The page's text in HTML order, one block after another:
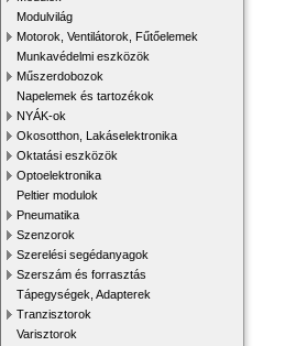
Modulvilág
Motorok, Ventilátorok, Fűtőelemek
Munkavédelmi eszközök
Műszerdobozok
Napelemek és tartozékok
NYÁK-ok
Okosotthon, Lakáselektronika
Oktatási eszközök
Optoelektronika
Peltier modulok
Pneumatika
Szenzorok
Szerelési segédanyagok
Szerszám és forrasztás
Tápegységek, Adapterek
Tranzisztorok
Varisztorok